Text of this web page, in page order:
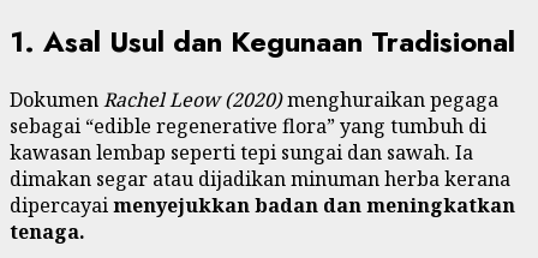
1. Asal Usul dan Kegunaan Tradisional
DokumenRachel Leow (2020)menghuraikan pegaga
sebagai “edible regenerative flora” yang tumbuh di
kawasan lembap seperti tepi sungai dan sawah. Ia
dimakan segar atau dijadikan minuman herba kerana
dipercayaimenyejukkan badan dan meningkatkan
tenaga.